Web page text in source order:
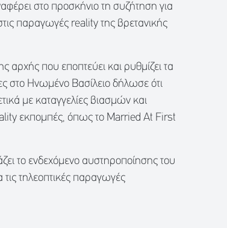
στο προσκήνιο τη συζήτηση για
παραγωγές reality της βρετανικής
αρχής που εποπτεύει και ρυθμίζει τα
στο Ηνωμένο Βασίλειο δήλωσε ότι
με καταγγελίες βιασμών και
εκπομπές, όπως το Married At First
το ενδεχόμενο αυστηροποίησης του
τηλεοπτικές παραγωγές